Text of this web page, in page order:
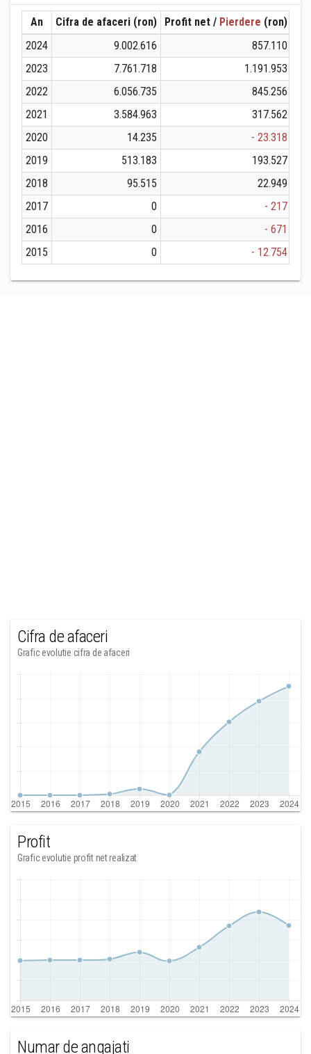
An Cifra de afaceri (ron) Profit net / Pierdere (ron)
2024
9.002.616
857.110
2023
7.761.718
1.191.953
2022
6.056.735
845.256
2021
3.584.963
317.562
2020
14.235
- 23.318
2019
513.183
193.527
2018
95.515
22.949
2017
0
- 217
2016
0
- 671
2015
0 - 12.754
Cifra de afaceri
Grafic evolutie cifra de afaceri
Profit
Grafic evolutie profit net realizat
Numar de angajati